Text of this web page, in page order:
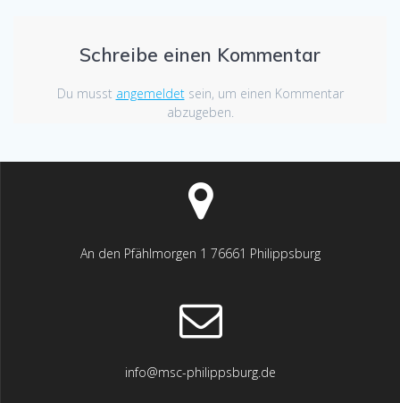
Schreibe einen Kommentar
Du musst angemeldetsein, um einen Kommentar
abzugeben.
An den Pfählmorgen 1 76661 Philippsburg
info@msc-philippsburg.de